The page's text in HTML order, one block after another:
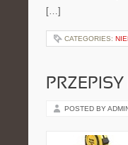
[…]
CATEGORIES:
POSTED BY